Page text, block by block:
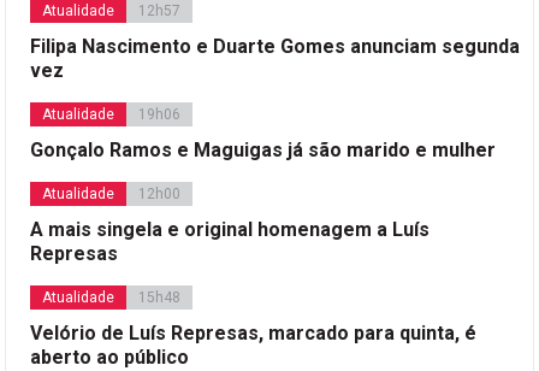
Atualidade 12h57
Filipa Nascimento e Duarte Gomes anunciam segunda
vez
Atualidade 19h06
Gonçalo Ramos e Maguigas já são marido e mulher
Atualidade 12h00
A mais singela e original homenagem a Luís
Represas
Atualidade 15h48
Velório de Luís Represas, marcado para quinta, é
aberto ao público